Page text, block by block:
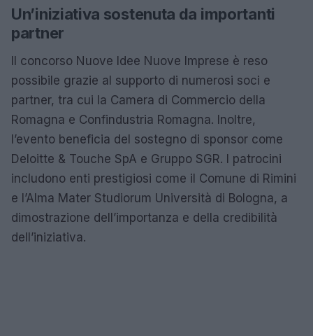
Un’iniziativa sostenuta da importanti
partner
Il concorso Nuove Idee Nuove Imprese è reso
possibile grazie al supporto di numerosi soci e
partner, tra cui la Camera di Commercio della
Romagna e Confindustria Romagna. Inoltre,
l’evento beneficia del sostegno di sponsor come
Deloitte & Touche SpA e Gruppo SGR. I patrocini
includono enti prestigiosi come il Comune di Rimini
e l’Alma Mater Studiorum Università di Bologna, a
dimostrazione dell’importanza e della credibilità
dell’iniziativa.